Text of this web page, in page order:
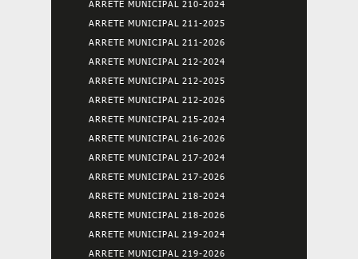
ARRETE MUNICIPAL 210-2024
ARRETE MUNICIPAL 211-2025
ARRETE MUNICIPAL 211-2026
ARRETE MUNICIPAL 212-2024
ARRETE MUNICIPAL 212-2025
ARRETE MUNICIPAL 212-2026
ARRETE MUNICIPAL 215-2024
ARRETE MUNICIPAL 216-2026
ARRETE MUNICIPAL 217-2024
ARRETE MUNICIPAL 217-2026
ARRETE MUNICIPAL 218-2024
ARRETE MUNICIPAL 218-2026
ARRETE MUNICIPAL 219-2024
ARRETE MUNICIPAL 219-2026